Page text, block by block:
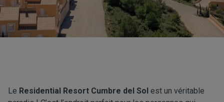
Le Residential Resort Cumbre del Sol est un véritable